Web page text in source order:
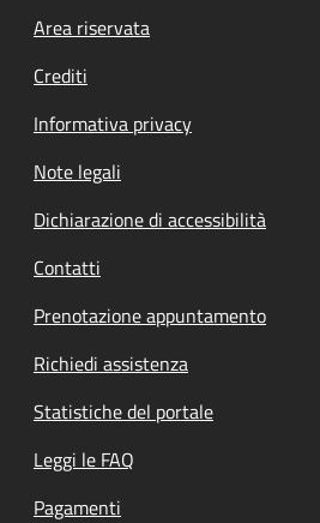
Footer menu
Area riservata
Crediti
Informativa privacy
Note legali
Dichiarazione di accessibilità
Contatti
Prenotazione appuntamento
Richiedi assistenza
Statistiche del portale
Leggi le FAQ
Pagamenti